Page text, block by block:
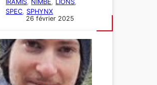
IRAMIS, NIMBE, LIONS
SPEC, SPHYNX
26 février 2025